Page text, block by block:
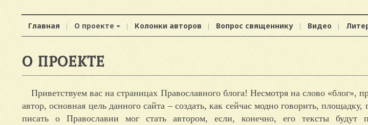
Главная О проекте Колонки авторов Вопрос священнику Видео
О ПРОЕКТЕ
Приветствуем вас на страницах Православного блога! Несмотря на слово «блог»,
автор, основная цель данного сайта – создать, как сейчас модно говорить,
писать о Православии мог стать автором, если, конечно, его тексты будут